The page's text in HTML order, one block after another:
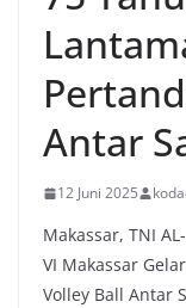
Antar
12 Juni 2025
Makassar, TNI
VI Makassar
Volley Ball Antar